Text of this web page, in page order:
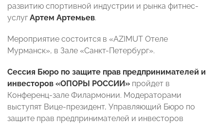
развитию спортивной индустрии и рынка фитнес-
услуг Артем Артемьев.
Мероприятие состоится в «AZIMUT Отеле
Мурманск», в Зале «Санкт-Петербург».
Сессия Бюро по защите прав предпринимателей и
инвесторов «ОПОРЫ РОССИИ» пройдет в
Конференц-зале Филармонии. Модераторами
выступят Вице-президент, Управляющий Бюро по
защите прав предпринимателей и инвесторов